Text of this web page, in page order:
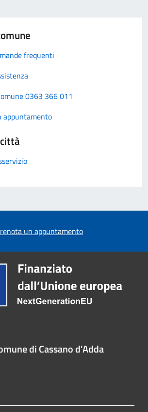
frequenti
0363 366 011
appuntamento
un appuntamento
di Cassano d'Adda